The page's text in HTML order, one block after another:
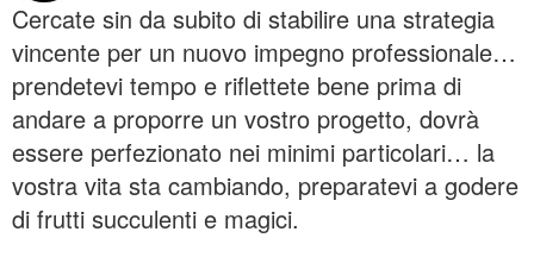
Cercate sin da subito di stabilire una strategia
vincente per un nuovo impegno professionale…
prendetevi tempo e riflettete bene prima di
andare a proporre un vostro progetto, dovrà
essere perfezionato nei minimi particolari… la
vostra vita sta cambiando, preparatevi a godere
di frutti succulenti e magici.